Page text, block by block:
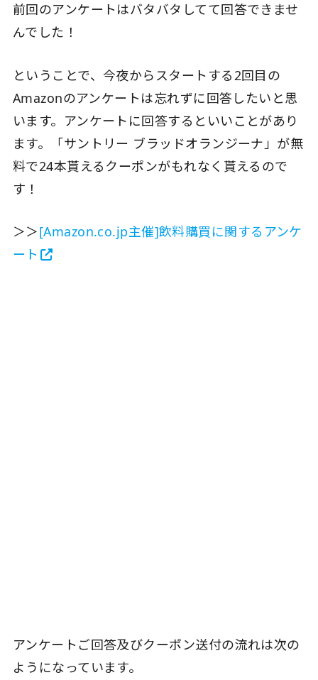
前回のアンケートはバタバタしてて回答できませ
んでした！
ということで、今夜からスタートする2回目の
Amazonのアンケートは忘れずに回答したいと思
います。アンケートに回答するといいことがあり
ます。「サントリー ブラッドオランジーナ」が無
料で24本貰えるクーポンがもれなく貰えるので
す！
＞＞[Amazon.co.jp主催]飲料購買に関するアンケ
ート
アンケートご回答及びクーポン送付の流れは次の
ようになっています。